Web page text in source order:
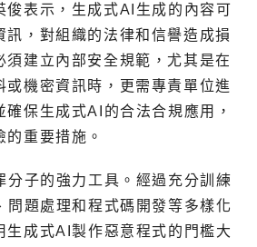
俊表示，生成式AI生成的內容可
訊，對組織的法律和信譽造成損
須建立內部安全規範，尤其是在
或機密資訊時，更需專責單位進
保生成式AI的合法合規應用，
重要措施。
分子的強力工具。經過充分訓練
問題處理和程式碼開發等多樣化
生成式AI製作惡意程式的門檻大